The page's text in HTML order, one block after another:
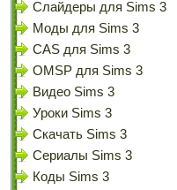
Слайдеры для Sims 3
Моды для Sims 3
CAS для Sims 3
OMSP для Sims 3
Видео Sims 3
Уроки Sims 3
Скачать Sims 3
Сериалы Sims 3
Коды Sims 3